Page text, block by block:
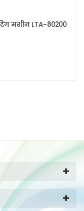
मशीन LTA-80200